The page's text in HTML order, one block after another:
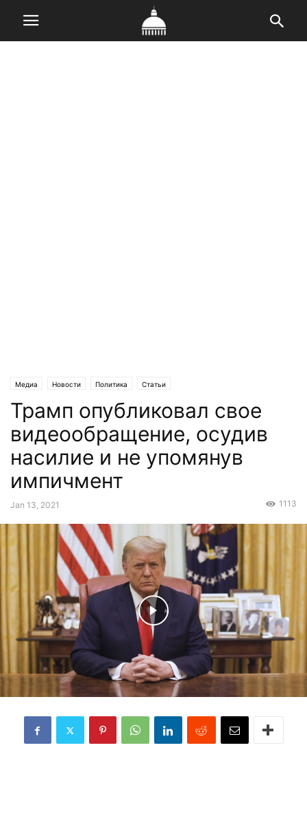
Медиа Новости Политика Статьи
Трамп опубликовал свое
видеообращение, осудив
насилие и не упомянув
импичмент
Jan 13, 2021 1113